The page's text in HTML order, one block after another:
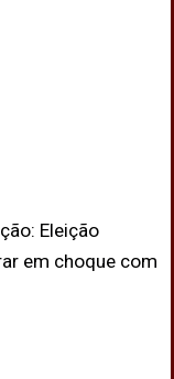
Eleição
em choque com